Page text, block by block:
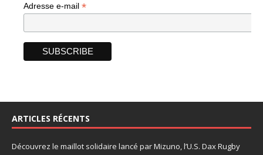
Adresse e-mail *
ARTICLES RÉCENTS
Découvrez le maillot solidaire lancé par Mizuno, l’U.S. Dax Rugby